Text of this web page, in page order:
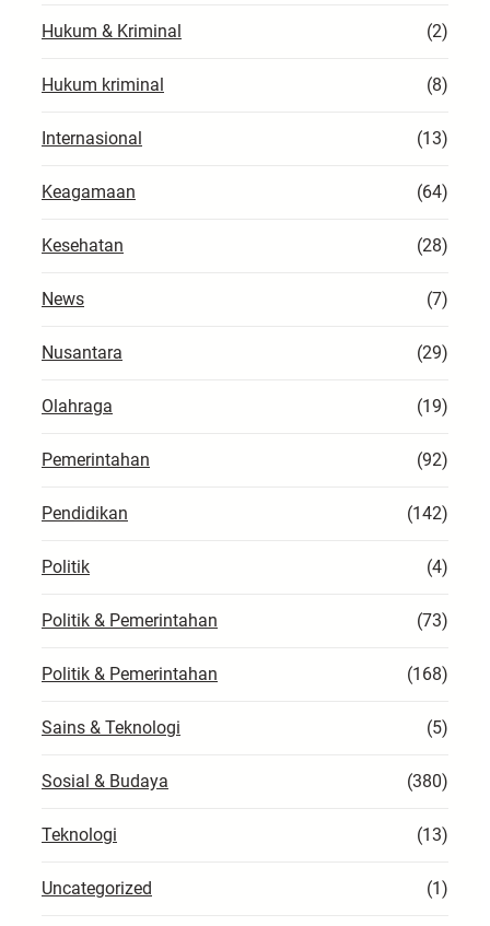
Hukum & Kriminal (2)
Hukum kriminal (8)
Internasional (13)
Keagamaan (64)
Kesehatan (28)
News (7)
Nusantara (29)
Olahraga (19)
Pemerintahan (92)
Pendidikan (142)
Politik (4)
Politik & Pemerintahan (73)
Politik & Pemerintahan (168)
Sains & Teknologi (5)
Sosial & Budaya (380)
Teknologi (13)
Uncategorized (1)